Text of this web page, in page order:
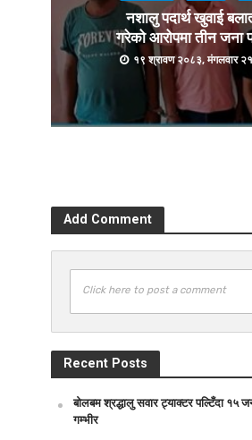
नशालु पदार्थ खुवाई
गरेको आरोपमा तीन जना
१९ श्रावण २०८३, मंगलवार
Add Comment
Click here to post a comment
Recent Posts
बोलबम श्रद्धालु सवार ट्याक्टर पल्टिँदा १५
गम्भीर